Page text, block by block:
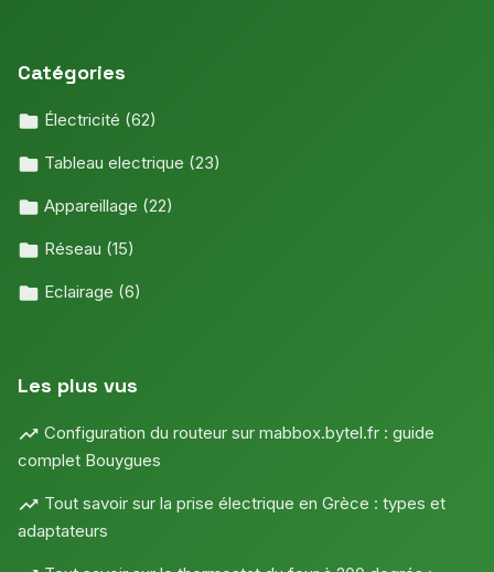
Catégories
Électricité (62)
Tableau electrique (23)
Appareillage (22)
Réseau (15)
Eclairage (6)
Les plus vus
Configuration du routeur sur mabbox.bytel.fr : guide
complet Bouygues
Tout savoir sur la prise électrique en Grèce : types et
adaptateurs